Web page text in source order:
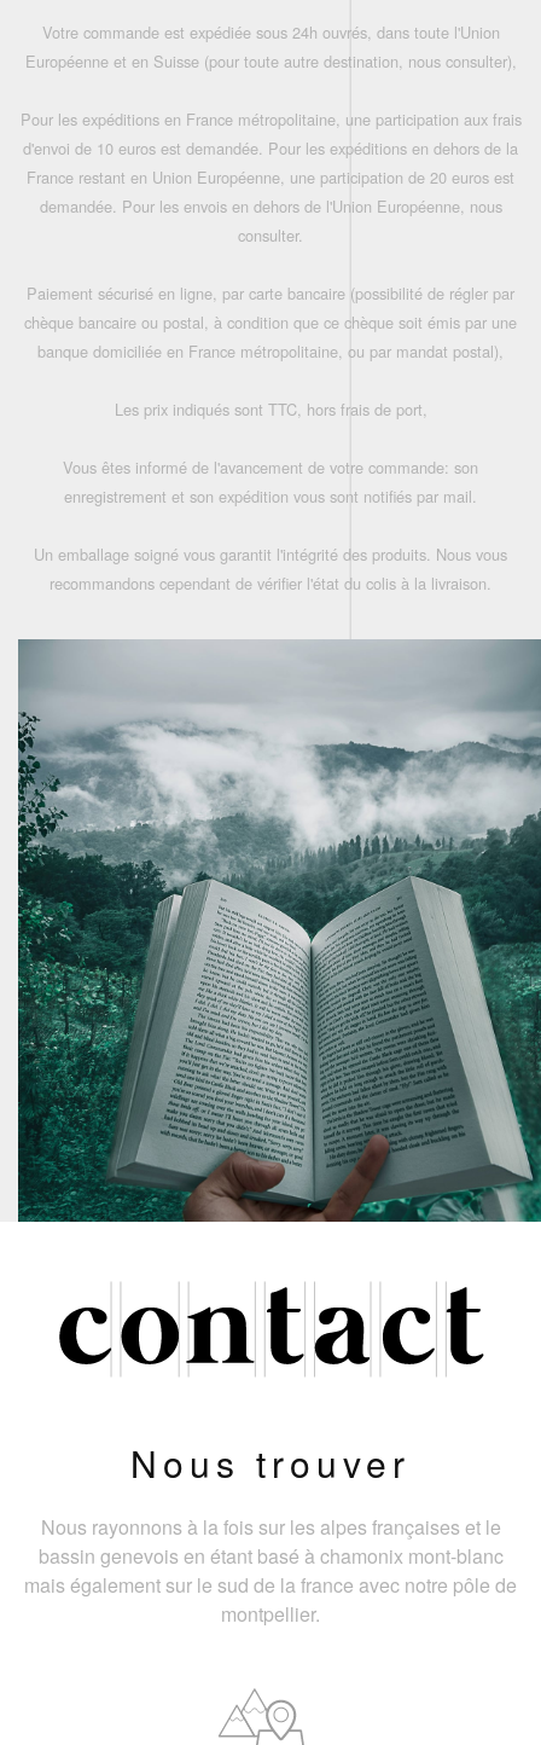
Votre commande est expédiée sous 24h ouvrés, dans toute l'Union
Européenne et en Suisse (pour toute autre destination, nous consulter),
Pour les expéditions en France métropolitaine, une participation aux frais
d'envoi de 10 euros est demandée. Pour les expéditions en dehors de la
France restant en Union Européenne, une participation de 20 euros est
demandée. Pour les envois en dehors de l'Union Européenne, nous
consulter.
Paiement sécurisé en ligne, par carte bancaire (possibilité de régler par
chèque bancaire ou postal, à condition que ce chèque soit émis par une
banque domiciliée en France métropolitaine, ou par mandat postal),
Les prix indiqués sont TTC, hors frais de port,
Vous êtes informé de l'avancement de votre commande: son
enregistrement et son expédition vous sont notifiés par mail.
Un emballage soigné vous garantit l'intégrité des produits. Nous vous
recommandons cependant de vérifier l'état du colis à la livraison.
Nous trouver
Nous rayonnons à la fois sur les alpes françaises et le
bassin genevois en étant basé à chamonix mont-blanc
mais également sur le sud de la france avec notre pôle de
montpellier.